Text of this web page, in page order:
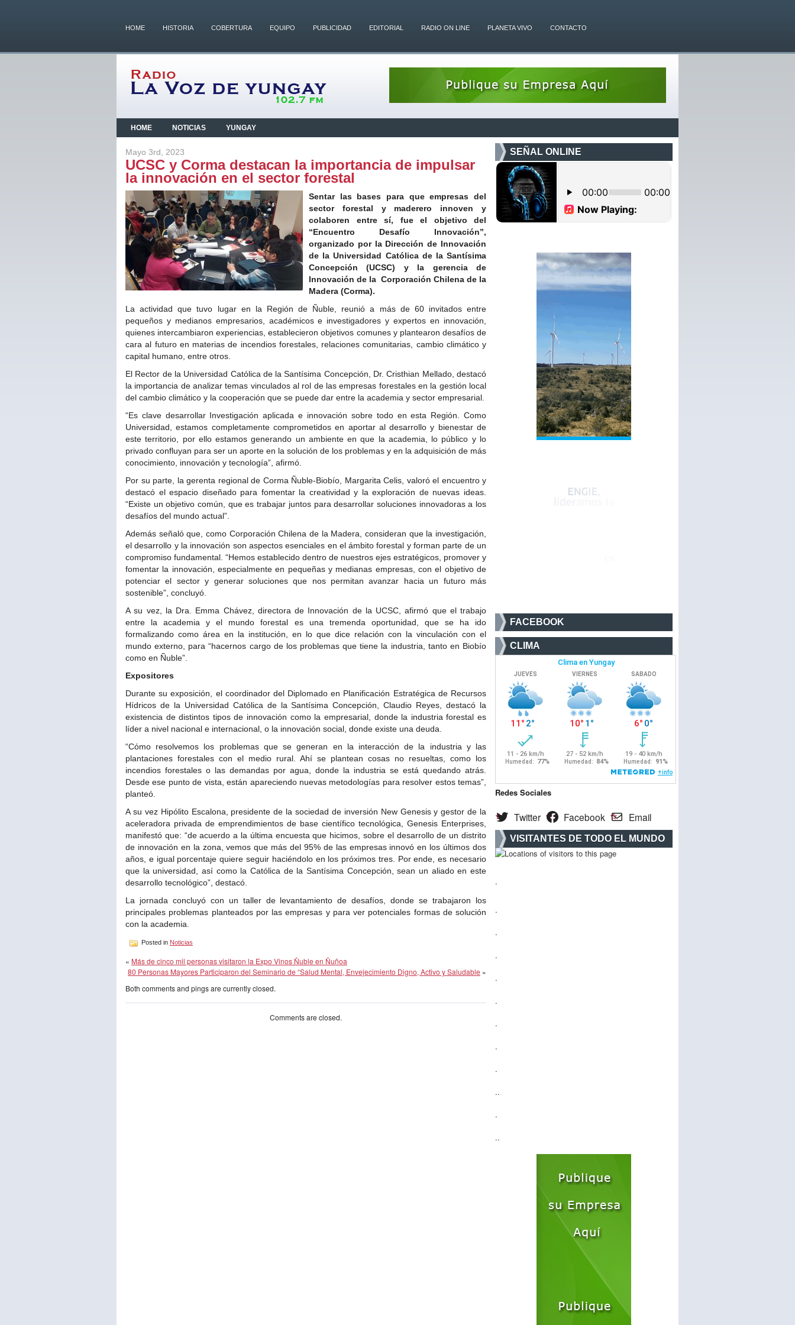
HOME HISTORIA COBERTURA EQUIPO PUBLICIDAD EDITORIAL RADIO ON LINE PLANETA VIVO CONTACTO
HOME NOTICIAS YUNGAY
Mayo 3rd, 2023
UCSC y Corma destacan la importancia de impulsar
la innovación en el sector forestal
Sentar las bases para que empresas del
sector forestal y maderero innoven y
colaboren entre sí, fue el objetivo del
“Encuentro Desafío Innovación”,
organizado por la Dirección de Innovación
de la Universidad Católica de la Santísima
Concepción (UCSC) y la gerencia de
Innovación de la Corporación Chilena de la
Madera (Corma).
La actividad que tuvo lugar en la Región de Ñuble, reunió a más de 60 invitados entre
pequeños y medianos empresarios, académicos e investigadores y expertos en innovación,
quienes intercambiaron experiencias, establecieron objetivos comunes y plantearon desafíos de
cara al futuro en materias de incendios forestales, relaciones comunitarias, cambio climático y
capital humano, entre otros.
El Rector de la Universidad Católica de la Santísima Concepción, Dr. Cristhian Mellado, destacó
la importancia de analizar temas vinculados al rol de las empresas forestales en la gestión local
del cambio climático y la cooperación que se puede dar entre la academia y sector empresarial.
“Es clave desarrollar Investigación aplicada e innovación sobre todo en esta Región. Como
Universidad, estamos completamente comprometidos en aportar al desarrollo y bienestar de
este territorio, por ello estamos generando un ambiente en que la academia, lo público y lo
privado confluyan para ser un aporte en la solución de los problemas y en la adquisición de más
conocimiento, innovación y tecnología”, afirmó.
Por su parte, la gerenta regional de Corma Ñuble-Biobío, Margarita Celis, valoró el encuentro y
destacó el espacio diseñado para fomentar la creatividad y la exploración de nuevas ideas.
“Existe un objetivo común, que es trabajar juntos para desarrollar soluciones innovadoras a los
desafíos del mundo actual”.
Además señaló que, como Corporación Chilena de la Madera, consideran que la investigación,
el desarrollo y la innovación son aspectos esenciales en el ámbito forestal y forman parte de un
compromiso fundamental. “Hemos establecido dentro de nuestros ejes estratégicos, promover y
fomentar la innovación, especialmente en pequeñas y medianas empresas, con el objetivo de
potenciar el sector y generar soluciones que nos permitan avanzar hacia un futuro más
sostenible”, concluyó.
A su vez, la Dra. Emma Chávez, directora de Innovación de la UCSC, afirmó que el trabajo
entre la academia y el mundo forestal es una tremenda oportunidad, que se ha ido
formalizando como área en la institución, en lo que dice relación con la vinculación con el
mundo externo, para “hacernos cargo de los problemas que tiene la industria, tanto en Biobío
como en Ñuble”.
Expositores
Durante su exposición, el coordinador del Diplomado en Planificación Estratégica de Recursos
Hídricos de la Universidad Católica de la Santísima Concepción, Claudio Reyes, destacó la
existencia de distintos tipos de innovación como la empresarial, donde la industria forestal es
líder a nivel nacional e internacional, o la innovación social, donde existe una deuda.
“Cómo resolvemos los problemas que se generan en la interacción de la industria y las
plantaciones forestales con el medio rural. Ahí se plantean cosas no resueltas, como los
incendios forestales o las demandas por agua, donde la industria se está quedando atrás.
Desde ese punto de vista, están apareciendo nuevas metodologías para resolver estos temas”,
planteó.
A su vez Hipólito Escalona, presidente de la sociedad de inversión New Genesis y gestor de la
aceleradora privada de emprendimientos de base científico tecnológica, Genesis Enterprises,
manifestó que: “de acuerdo a la última encuesta que hicimos, sobre el desarrollo de un distrito
de innovación en la zona, vemos que más del 95% de las empresas innovó en los últimos dos
años, e igual porcentaje quiere seguir haciéndolo en los próximos tres. Por ende, es necesario
que la universidad, así como la Católica de la Santísima Concepción, sean un aliado en este
desarrollo tecnológico”, destacó.
La jornada concluyó con un taller de levantamiento de desafíos, donde se trabajaron los
principales problemas planteados por las empresas y para ver potenciales formas de solución
con la academia.
Posted in Noticias
« Más de cinco mil personas visitaron la Expo Vinos Ñuble en Ñuñoa
80 Personas Mayores Participaron del Seminario de “Salud Mental, Envejecimiento Digno, Activo y Saludable »
Both comments and pings are currently closed.
Comments are closed.
SEÑAL ONLINE
FACEBOOK
CLIMA
Redes Sociales
Twitter Facebook Email
VISITANTES DE TODO EL MUNDO
.
.
.
.
.
.
.
.
.
..
.
..